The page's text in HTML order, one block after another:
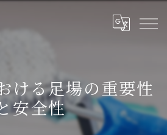
ける足場の重要性
安全性